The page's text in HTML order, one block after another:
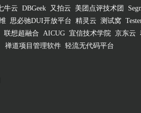
牛云 DBGeek 又拍云 美团点评技术团
思必驰DUI开放平台 精灵云 测试窝
联想超融合 AICUG 宜信技术学院 京东云
禅道项目管理软件 轻流无代码平台